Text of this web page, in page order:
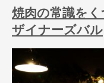
焼肉の常識を
ザイナーズバル